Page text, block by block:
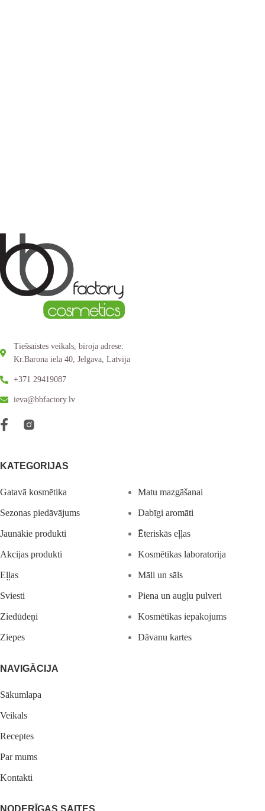
Tiešsaistes veikals, biroja adrese:
Kr.Barona iela 40, Jelgava, Latvija
+371 29419087
ieva@bbfactory.lv
NAVIGĀCIJA
Sākumlapa
Veikals
Receptes
Par mums
Kontakti
KATEGORIJAS
Gatavā kosmētika
Sezonas piedāvājums
Jaunākie produkti
Akcijas produkti
Eļļas
Sviesti
Ziedūdeņi
Ziepes
Matu mazgāšanai
Dabīgi aromāti
Ēteriskās eļļas
Kosmētikas laboratorija
Māli un sāls
Piena un augļu pulveri
Kosmētikas iepakojums
Dāvanu kartes